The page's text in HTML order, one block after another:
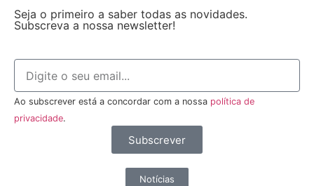
Seja o primeiro a saber todas as novidades.
Subscreva a nossa newsletter!
Ao subscrever está a concordar com a nossa política de
privacidade.
Subscrever
Notícias